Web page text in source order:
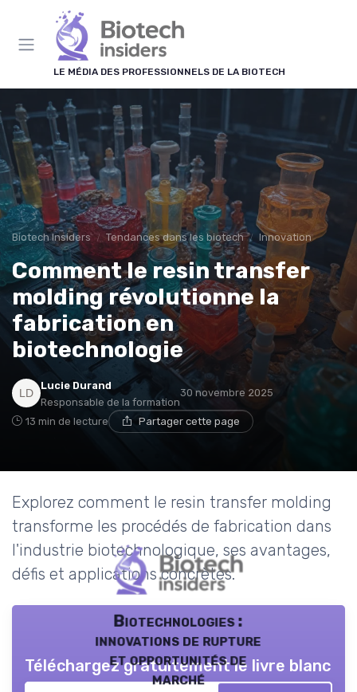
LE MÉDIA DES PROFESSIONNELS DE LA BIOTECH
Biotech Insiders Tendances dans les biotech Innovation
Comment le resin transfer
molding révolutionne la
fabrication en
biotechnologie
Lucie Durand
Responsable de la formation
30 novembre 2025
13 min de lecture Partager cette page
Explorez comment le resin transfer molding
transforme les procédés de fabrication dans
l'industrie biotechnologique, ses avantages,
défis et applications concrètes.
Biotechnologies :
innovations de rupture
et opportunités de
marché
Téléchargez gratuitement le livre blanc
Panneau de gestion des cookies